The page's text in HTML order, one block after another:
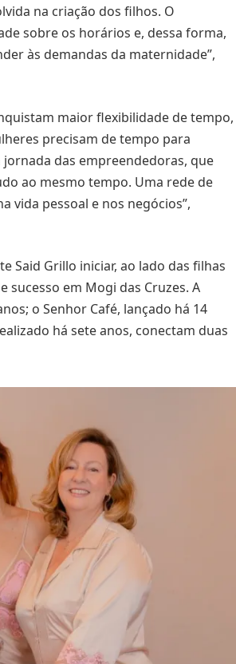
na criação dos filhos. O
sobre os horários e, dessa forma,
às demandas da maternidade”,
maior flexibilidade de tempo,
precisam de tempo para
jornada das empreendedoras, que
ao mesmo tempo. Uma rede de
vida pessoal e nos negócios”,
Said Grillo iniciar, ao lado das filhas
sucesso em Mogi das Cruzes. A
o Senhor Café, lançado há 14
há sete anos, conectam duas